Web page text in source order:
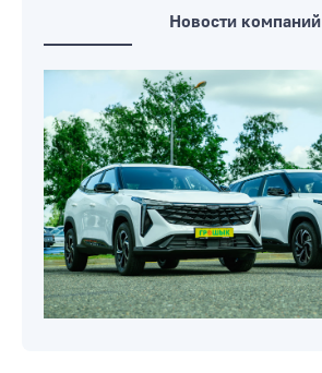
Новости компаний